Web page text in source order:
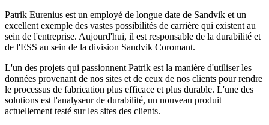
Patrik Eurenius est un employé de longue date de Sandvik et un
excellent exemple des vastes possibilités de carrière qui existent au
sein de l'entreprise. Aujourd'hui, il est responsable de la durabilité et
de l'ESS au sein de la division Sandvik Coromant.
L'un des projets qui passionnent Patrik est la manière d'utiliser les
données provenant de nos sites et de ceux de nos clients pour rendre
le processus de fabrication plus efficace et plus durable. L'une des
solutions est l'analyseur de durabilité, un nouveau produit
actuellement testé sur les sites des clients.